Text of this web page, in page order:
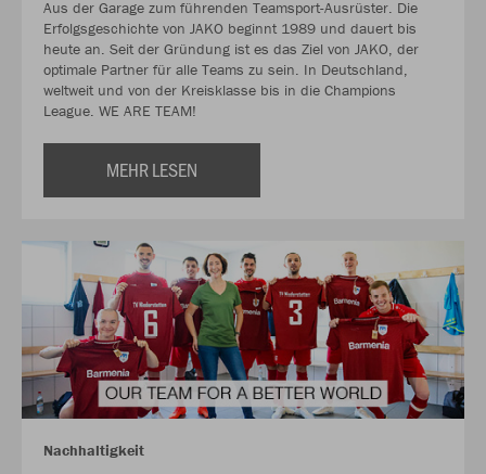
Aus der Garage zum führenden Teamsport-Ausrüster. Die
Erfolgsgeschichte von JAKO beginnt 1989 und dauert bis
heute an. Seit der Gründung ist es das Ziel von JAKO, der
optimale Partner für alle Teams zu sein. In Deutschland,
weltweit und von der Kreisklasse bis in die Champions
League. WE ARE TEAM!
MEHR LESEN
Nachhaltigkeit